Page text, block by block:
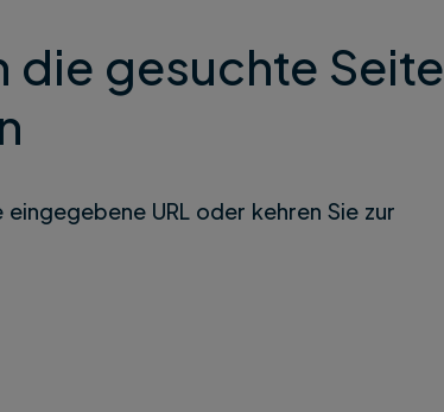
die gesuchte Seite
URL oder kehren Sie zur